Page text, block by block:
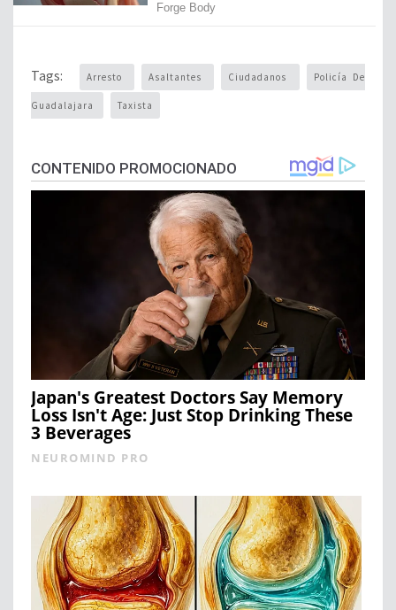
Tags: Arresto Asaltantes Ciudadanos Policía De
Guadalajara Taxista
CONTENIDO PROMOCIONADO
Japan's Greatest Doctors Say Memory
Loss Isn't Age: Just Stop Drinking These
3 Beverages
NEUROMIND PRO